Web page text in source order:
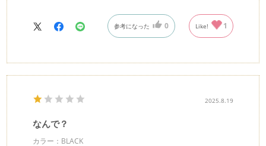
参考になった 0 Like! 1
2025.8.19
なんで？
カラー：BLACK